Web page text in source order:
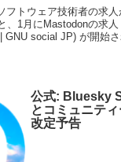
フトウェア技術者の求
、1月にMastodonの求
GNU social JP) が開始
公式: Bluesky
とコミュニテ
改定予告